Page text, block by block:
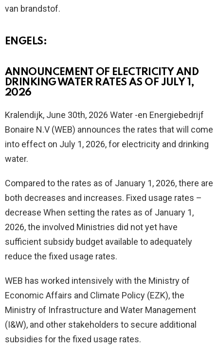
van brandstof.
ENGELS:
ANNOUNCEMENT OF ELECTRICITY AND
DRINKING WATER RATES AS OF JULY 1,
2026
Kralendijk, June 30th, 2026 Water -en Energiebedrijf
Bonaire N.V (WEB) announces the rates that will come
into effect on July 1, 2026, for electricity and drinking
water.
Compared to the rates as of January 1, 2026, there are
both decreases and increases. Fixed usage rates –
decrease When setting the rates as of January 1,
2026, the involved Ministries did not yet have
sufficient subsidy budget available to adequately
reduce the fixed usage rates.
WEB has worked intensively with the Ministry of
Economic Affairs and Climate Policy (EZK), the
Ministry of Infrastructure and Water Management
(I&W), and other stakeholders to secure additional
subsidies for the fixed usage rates.